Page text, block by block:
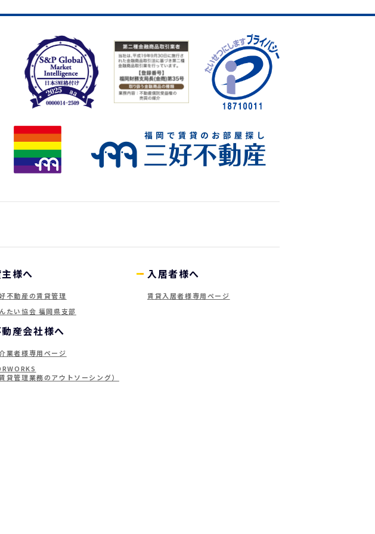
様へ
不動産の賃貸管理
たい協会 福岡県支部
産会社様へ
業者様専用ページ
賃貸管理業務のアウトソーシング）
入居者様へ
賃貸入居者様専用ページ